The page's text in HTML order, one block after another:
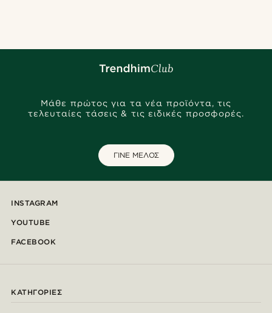
Μάθε πρώτος για τα νέα προϊόντα, τις
τελευταίες τάσεις & τις ειδικές προσφορές.
ΓΙΝΕ ΜΕΛΟΣ
INSTAGRAM
YOUTUBE
FACEBOOK
ΚΑΤΗΓΟΡΊΕΣ